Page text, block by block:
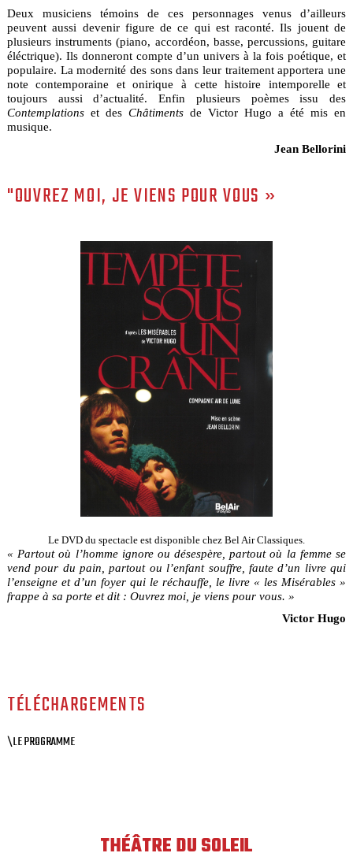
Deux musiciens témoins de ces personnages venus d’ailleurs
peuvent aussi devenir figure de ce qui est raconté. Ils jouent de
plusieurs instruments (piano, accordéon, basse, percussions, guitare
éléctrique). Ils donneront compte d’un univers à la fois poétique, et
populaire. La modernité des sons dans leur traitement apportera une
note contemporaine et onirique à cette histoire intemporelle et
toujours aussi d’actualité. Enfin plusieurs poèmes issu des
Contemplationset des Châtimentsde Victor Hugo a été mis en
musique.
Jean Bellorini
"OUVREZ MOI, JE VIENS POUR VOUS »
Le DVD du spectacle est disponible chez Bel Air Classiques.
« Partout où l’homme ignore ou désespère, partout où la femme se
vend pour du pain, partout ou l’enfant souffre, faute d’un livre qui
l’enseigne et d’un foyer qui le réchauffe, le livre « les Misérables »
frappe à sa porte et dit : Ouvrez moi, je viens pour vous. »
Victor Hugo
TÉLÉCHARGEMENTS
\LE PROGRAMME
THÉÂTRE DU SOLEIL